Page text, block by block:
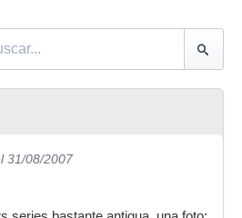
31/08/2007